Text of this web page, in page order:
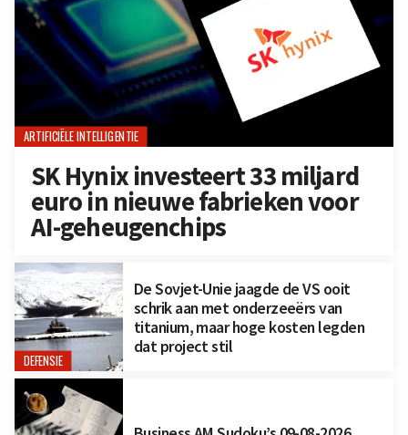
ARTIFICIËLE INTELLIGENTIE
SK Hynix investeert 33 miljard
euro in nieuwe fabrieken voor
AI-geheugenchips
DEFENSIE
De Sovjet-Unie jaagde de VS ooit
schrik aan met onderzeeërs van
titanium, maar hoge kosten legden
dat project stil